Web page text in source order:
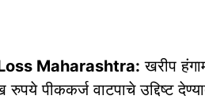
Maharashtra: खरीप
पीककर्ज वाटपाचे उद्दिष्ट